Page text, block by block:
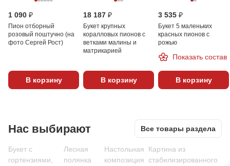
1 090 ₽
Пион отборный
розовый поштучно (на
фото Сергей Рост)
В корзину
18 187 ₽
Букет крупных
коралловых пионов с
ветками малины и
матрикарией
В корзину
3 535 ₽
Букет 5 маленьких
красных пионов с
рожью
Показать состав
В корзину
Нас выбирают Все товары раздела
Букет с
гортензиями,
Лесная
полянка
Настольная
композиция
Картина из
стабилизированного